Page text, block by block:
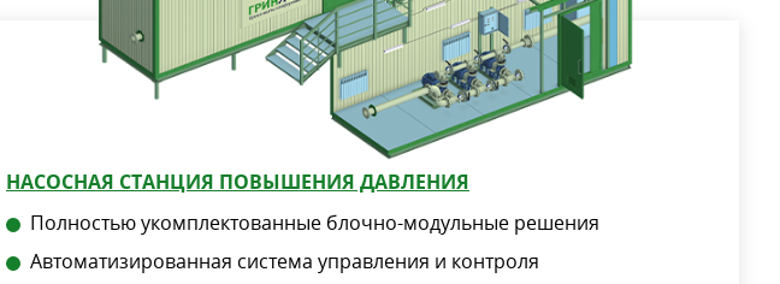
НАСОСНАЯ СТАНЦИЯ ПОВЫШЕНИЯ ДАВЛЕНИЯ
Полностью укомплектованные блочно-модульные решения
Автоматизированная система управления и контроля